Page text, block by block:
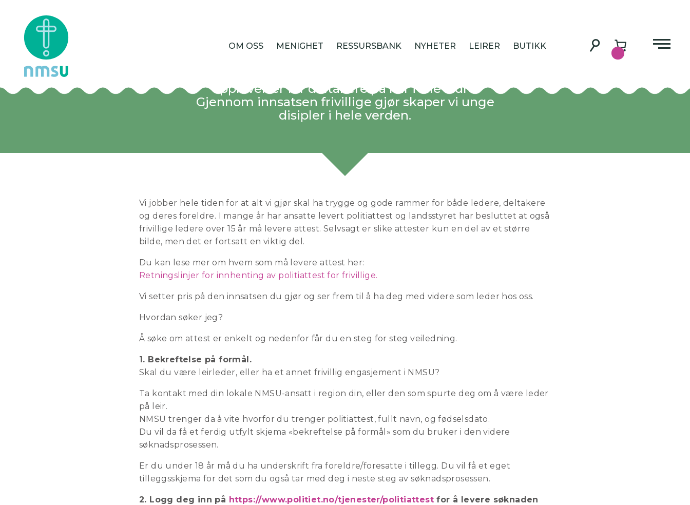
BUTIKK
LEIRER
NYHETER
RESSURSBANK
MENIGHET
OM OSS
Politiattest i NMSU
opplevelser for deltakere på leir i alle aldre.
Gjennom innsatsen frivillige gjør skaper vi unge
disipler i hele verden.
Vi jobber hele tiden for at alt vi gjør skal ha trygge og gode rammer for både ledere, deltakere
og deres foreldre. I mange år har ansatte levert politiattest og landsstyret har besluttet at også
frivillige ledere over 15 år må levere attest. Selvsagt er slike attester kun en del av et større
bilde, men det er fortsatt en viktig del.
Du kan lese mer om hvem som må levere attest her:
Retningslinjer for innhenting av politiattest for frivillige.
Vi setter pris på den innsatsen du gjør og ser frem til å ha deg med videre som leder hos oss.
Hvordan søker jeg?
Å søke om attest er enkelt og nedenfor får du en steg for steg veiledning.
1. Bekreftelse på formål.
Skal du være leirleder, eller ha et annet frivillig engasjement i NMSU?
Ta kontakt med din lokale NMSU-ansatt i region din, eller den som spurte deg om å være leder
på leir.
NMSU trenger da å vite hvorfor du trenger politiattest, fullt navn, og fødselsdato.
Du vil da få et ferdig utfylt skjema «bekreftelse på formål» som du bruker i den videre
søknadsprosessen.
Er du under 18 år må du ha underskrift fra foreldre/foresatte i tillegg. Du vil få et eget
tilleggsskjema for det som du også tar med deg i neste steg av søknadsprosessen.
2. Logg deg inn på https://www.politiet.no/tjenester/politiattest for å levere søknaden